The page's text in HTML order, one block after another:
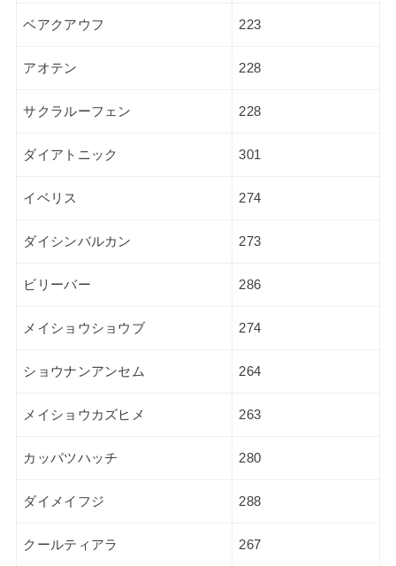
ベアクアウフ 223
アオテン 228
サクラルーフェン 228
ダイアトニック 301
イベリス 274
ダイシンバルカン 273
ビリーバー 286
メイショウショウブ 274
ショウナンアンセム 264
メイショウカズヒメ 263
カッパツハッチ 280
ダイメイフジ 288
クールティアラ 267